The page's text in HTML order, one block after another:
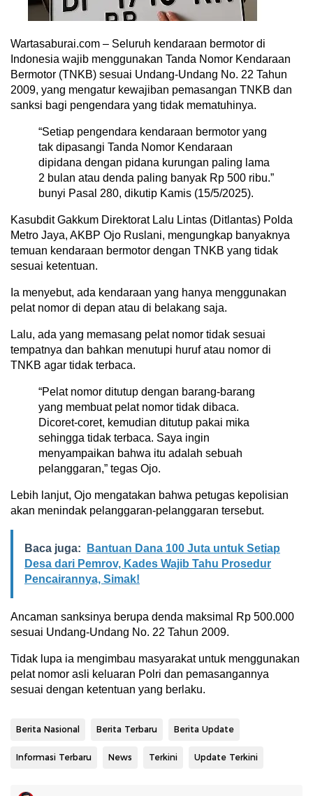
Wartasaburai.com – Seluruh kendaraan bermotor di
Indonesia wajib menggunakan Tanda Nomor Kendaraan
Bermotor (TNKB) sesuai Undang-Undang No. 22 Tahun
2009, yang mengatur kewajiban pemasangan TNKB dan
sanksi bagi pengendara yang tidak mematuhinya.
“Setiap pengendara kendaraan bermotor yang
tak dipasangi Tanda Nomor Kendaraan
dipidana dengan pidana kurungan paling lama
2 bulan atau denda paling banyak Rp 500 ribu.”
bunyi Pasal 280, dikutip Kamis (15/5/2025).
Kasubdit Gakkum Direktorat Lalu Lintas (Ditlantas) Polda
Metro Jaya, AKBP Ojo Ruslani, mengungkap banyaknya
temuan kendaraan bermotor dengan TNKB yang tidak
sesuai ketentuan.
Ia menyebut, ada kendaraan yang hanya menggunakan
pelat nomor di depan atau di belakang saja.
Lalu, ada yang memasang pelat nomor tidak sesuai
tempatnya dan bahkan menutupi huruf atau nomor di
TNKB agar tidak terbaca.
“Pelat nomor ditutup dengan barang-barang
yang membuat pelat nomor tidak dibaca.
Dicoret-coret, kemudian ditutup pakai mika
sehingga tidak terbaca. Saya ingin
menyampaikan bahwa itu adalah sebuah
pelanggaran,” tegas Ojo.
Lebih lanjut, Ojo mengatakan bahwa petugas kepolisian
akan menindak pelanggaran-pelanggaran tersebut.
Baca juga:
Bantuan Dana 100 Juta untuk Setiap
Desa dari Pemrov, Kades Wajib Tahu Prosedur
Pencairannya, Simak!
Ancaman sanksinya berupa denda maksimal Rp 500.000
sesuai Undang-Undang No. 22 Tahun 2009.
Tidak lupa ia mengimbau masyarakat untuk menggunakan
pelat nomor asli keluaran Polri dan pemasangannya
sesuai dengan ketentuan yang berlaku.
Berita Nasional Berita Terbaru Berita Update
Informasi Terbaru News Terkini Update Terkini